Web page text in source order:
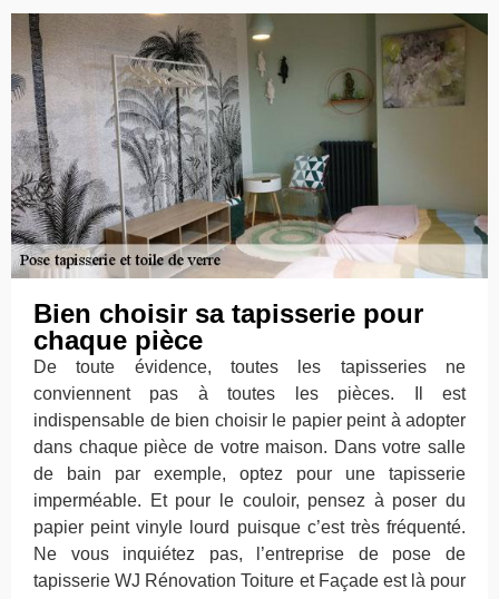
Bien choisir sa tapisserie pour
chaque pièce
De toute évidence, toutes les tapisseries ne
conviennent pas à toutes les pièces. Il est
indispensable de bien choisir le papier peint à adopter
dans chaque pièce de votre maison. Dans votre salle
de bain par exemple, optez pour une tapisserie
imperméable. Et pour le couloir, pensez à poser du
papier peint vinyle lourd puisque c’est très fréquenté.
Ne vous inquiétez pas, l’entreprise de pose de
tapisserie WJ Rénovation Toiture et Façade est là pour